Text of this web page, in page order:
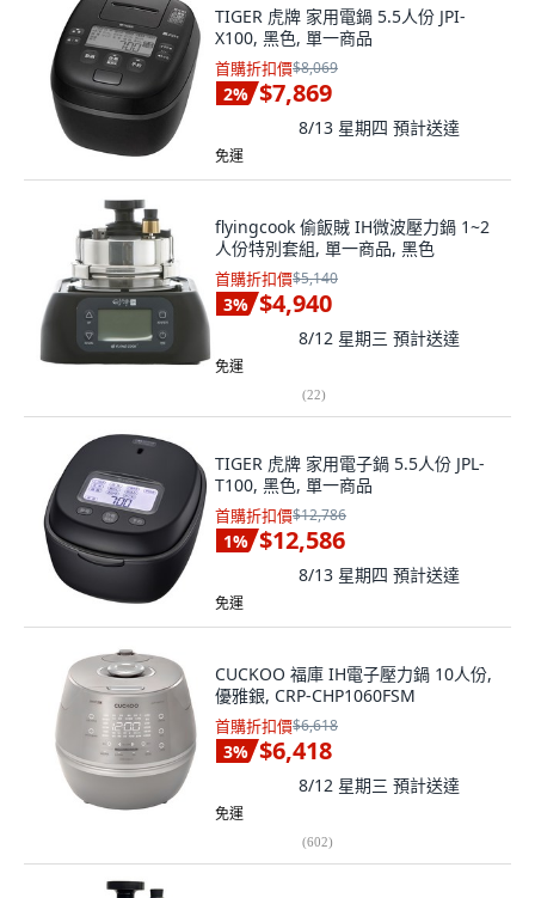
TIGER 虎牌 家用電鍋 5.5人份 JPI-
X100, 黑色, 單一商品
首購折扣價$8,069
2% $7,869
8/13 星期四 預計送達
免運
flyingcook 偷飯賊 IH微波壓力鍋 1~2
人份特別套組, 單一商品, 黑色
首購折扣價$5,140
3% $4,940
8/12 星期三 預計送達
免運
(22)
TIGER 虎牌 家用電子鍋 5.5人份 JPL-
T100, 黑色, 單一商品
首購折扣價$12,786
1% $12,586
8/13 星期四 預計送達
免運
CUCKOO 福庫 IH電子壓力鍋 10人份,
優雅銀, CRP-CHP1060FSM
首購折扣價$6,618
3% $6,418
8/12 星期三 預計送達
免運
(602)